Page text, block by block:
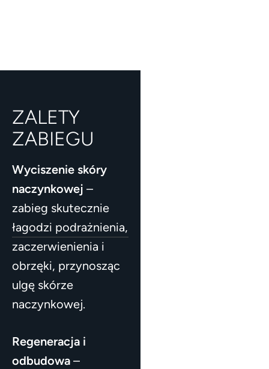
ZALETY
ZABIEGU
Wyciszenie skóry
naczynkowej –
zabieg skutecznie
łagodzi podrażnienia,
zaczerwienienia i
obrzęki, przynosząc
ulgę skórze
naczynkowej.
Regeneracja i
odbudowa –